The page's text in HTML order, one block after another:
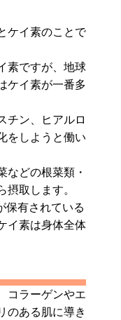
ケイ素のことで
素ですが、地球
ケイ素が一番多
チン、ヒアルロ
をしようと働い
などの根菜類・
取します。
保有されている
イ素は身体全体
コラーゲンやエ
のある肌に導き